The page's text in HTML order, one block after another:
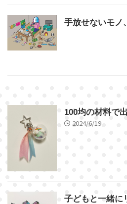
手放せないモノ
100均の材料で
2024/6/19
子どもと一緒に